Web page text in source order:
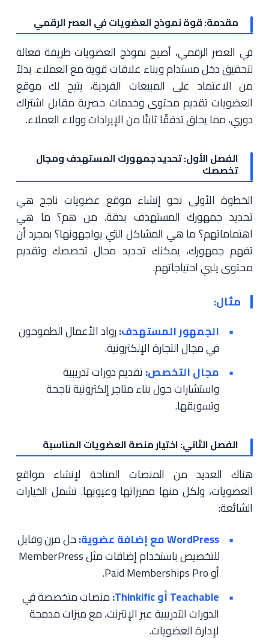
مقدمة: قوة نموذج العضويات في العصر الرقمي
في العصر الرقمي، أصبح نموذج العضويات طريقة فعالة
لتحقيق دخل مستدام وبناء علاقات قوية مع العملاء. بدلاً
من الاعتماد على المبيعات الفردية، يتيح لك موقع
العضويات تقديم محتوى وخدمات حصرية مقابل اشتراك
دوري، مما يخلق تدفقًا ثابتًا من الإيرادات وولاء العملاء.
الفصل الأول: تحديد جمهورك المستهدف ومجال
تخصصك
الخطوة الأولى نحو إنشاء موقع عضويات ناجح هي
تحديد جمهورك المستهدف بدقة. من هم؟ ما هي
اهتماماتهم؟ ما هي المشاكل التي يواجهونها؟ بمجرد أن
تفهم جمهورك، يمكنك تحديد مجال تخصصك وتقديم
محتوى يلبي احتياجاتهم.
مثال:
الجمهور المستهدف:رواد الأعمال الطموحون
في مجال التجارة الإلكترونية.
مجال التخصص:تقديم دورات تدريبية
واستشارات حول بناء متاجر إلكترونية ناجحة
وتسويقها.
الفصل الثاني: اختيار منصة العضويات المناسبة
هناك العديد من المنصات المتاحة لإنشاء مواقع
العضويات، ولكل منها مميزاتها وعيوبها. تشمل الخيارات
الشائعة:
WordPress مع إضافة عضوية:
حل مرن وقابل
للتخصيص باستخدام إضافات مثل MemberPress
أو Paid Memberships Pro.
Teachable أو Thinkific:
منصات متخصصة في
الدورات التدريبية عبر الإنترنت، مع ميزات مدمجة
لإدارة العضويات.